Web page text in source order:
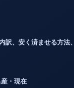
訳、安く済ませる方法
・現在